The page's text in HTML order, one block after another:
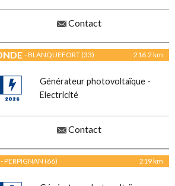
Contact
- BLANQUEFORT (33) 216.2 km
Générateur photovoltaïque -
Electricité
Contact
- PERPIGNAN (66) 219 km